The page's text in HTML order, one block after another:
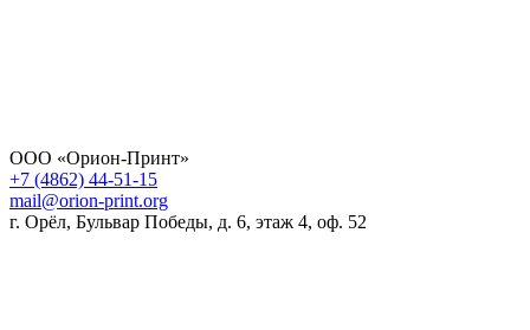
ООО «Орион-Принт»
+7 (4862) 44-51-15
mail@orion-print.org
г. Орёл, Бульвар Победы, д. 6, этаж 4, оф. 52